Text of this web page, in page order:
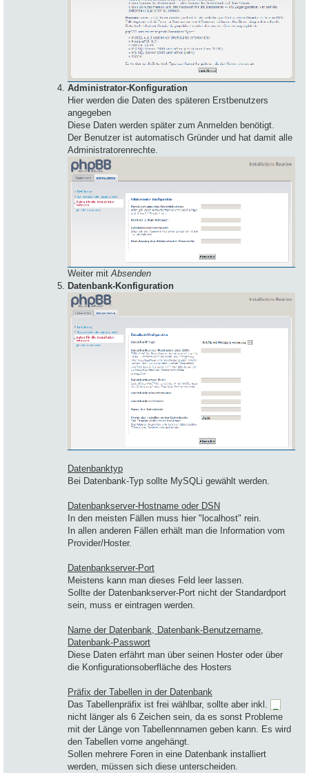
Administrator-Konfiguration
Hier werden die Daten des späteren Erstbenutzers
angegeben
Diese Daten werden später zum Anmelden benötigt.
Der Benutzer ist automatisch Gründer und hat damit alle
Administratorenrechte.
Weiter mitAbsenden
Datenbank-Konfiguration
Datenbanktyp
Bei Datenbank-Typ sollte MySQLi gewählt werden.
Datenbankserver-Hostname oder DSN
In den meisten Fällen muss hier "localhost" rein.
In allen anderen Fällen erhält man die Information vom
Provider/Hoster.
Datenbankserver-Port
Meistens kann man dieses Feld leer lassen.
Sollte der Datenbankserver-Port nicht der Standardport
sein, muss er eintragen werden.
Name der Datenbank, Datenbank-Benutzername,
Datenbank-Passwort
Diese Daten erfährt man über seinen Hoster oder über
die Konfigurationsoberfläche des Hosters
Präfix der Tabellen in der Datenbank
Das Tabellenpräfix ist frei wählbar, sollte aber inkl.
nicht länger als 6 Zeichen sein, da es sonst Probleme
mit der Länge von Tabellennnamen geben kann. Es wird
den Tabellen vorne angehängt.
Sollen mehrere Foren in eine Datenbank installiert
werden, müssen sich diese unterscheiden.